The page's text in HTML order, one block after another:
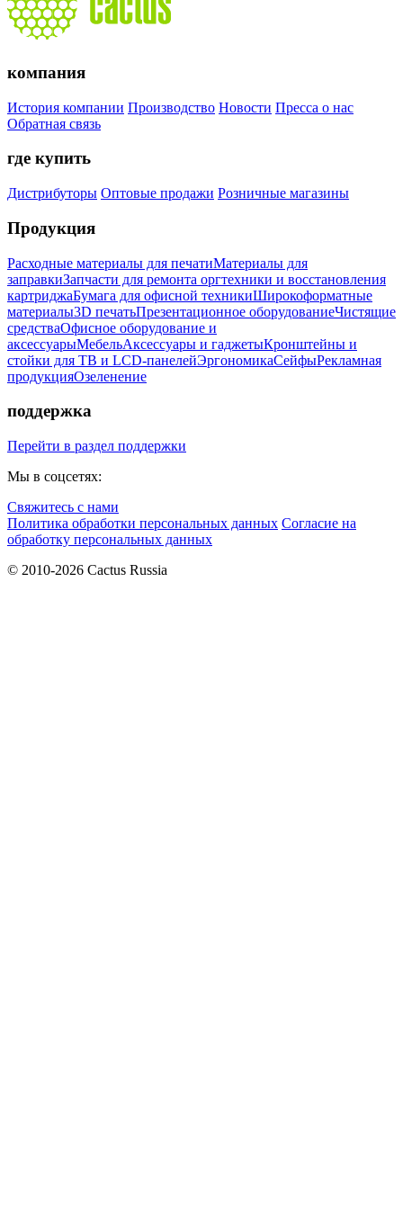
компания
История компании Производство Новости Пресса о нас
Обратная связь
где купить
Дистрибуторы Оптовые продажи Розничные магазины
Продукция
Расходные материалы для печатиМатериалы для
заправкиЗапчасти для ремонта оргтехники и восстановления
картриджаБумага для офисной техникиШирокоформатные
материалы3D печатьПрезентационное оборудованиеЧистящие
средстваОфисное оборудование и
аксессуарыМебельАксессуары и гаджетыКронштейны и
стойки для ТВ и LCD-панелейЭргономикаСейфыРекламная
продукцияОзеленение
поддержка
Перейти в раздел поддержки
Мы в соцсетях:
Свяжитесь с нами
Политика обработки персональных данных Согласие на
обработку персональных данных
© 2010-2026 Cactus Russia